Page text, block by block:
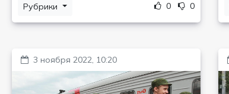
Рубрики 0 0
3 ноября 2022, 10:20